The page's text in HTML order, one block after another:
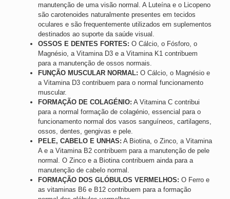
manutenção de uma visão normal. A Luteína e o Licopeno
são carotenoides naturalmente presentes em tecidos
oculares e são frequentemente utilizados em suplementos
destinados ao suporte da saúde visual.
OSSOS E DENTES FORTES: O Cálcio, o Fósforo, o
Magnésio, a Vitamina D3 e a Vitamina K1 contribuem
para a manutenção de ossos normais.
FUNÇÃO MUSCULAR NORMAL: O Cálcio, o Magnésio e
a Vitamina D3 contribuem para o normal funcionamento
muscular.
FORMAÇÃO DE COLAGÉNIO: A Vitamina C contribui
para a normal formação de colagénio, essencial para o
funcionamento normal dos vasos sanguíneos, cartilagens,
ossos, dentes, gengivas e pele.
PELE, CABELO E UNHAS: A Biotina, o Zinco, a Vitamina
A e a Vitamina B2 contribuem para a manutenção de pele
normal. O Zinco e a Biotina contribuem ainda para a
manutenção de cabelo normal.
FORMAÇÃO DOS GLÓBULOS VERMELHOS: O Ferro e
as vitaminas B6 e B12 contribuem para a formação